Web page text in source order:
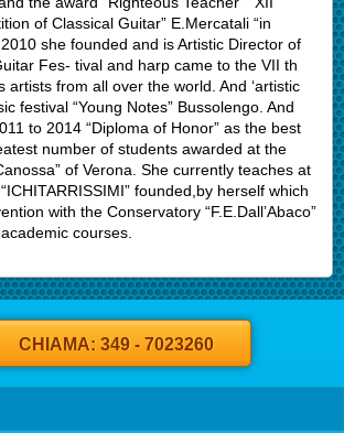
of Classical Guitar” E.Mercatali “in
she founded and is Artistic Director of
Fes- tival and harp came to the VII th
artists from all over the world. And ‘artistic
festival “Young Notes” Bussolengo. And
to 2014 “Diploma of Honor” as the best
number of students awarded at the
of Verona. She currently teaches at
founded,by herself which
with the Conservatory “F.E.Dall’Abaco”
courses.
CHIAMA: 349 - 7023260